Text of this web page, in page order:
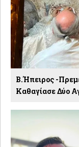
Β.Ήπειρος -
Καθαγίασε Δύο